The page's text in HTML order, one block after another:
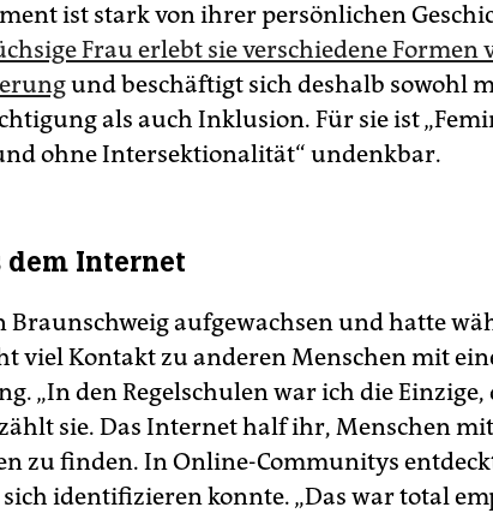
ist stark von ihrer persönlichen
Frau erlebt sie verschiedene Formen
und beschäftigt sich deshalb sowohl
als auch Inklusion. Für sie ist
ohne Intersektionalität“ undenkbar.
dem Internet
Braunschweig aufgewachsen und hatte
viel Kontakt zu anderen Menschen mit
„In den Regelschulen war ich die Einzige,
sie. Das Internet half ihr, Menschen
zu finden. In Online-Communitys
identifizieren konnte. „Das war total